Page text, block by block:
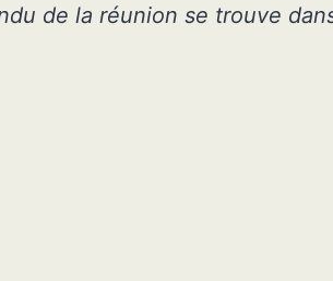
de la réunion se trouve